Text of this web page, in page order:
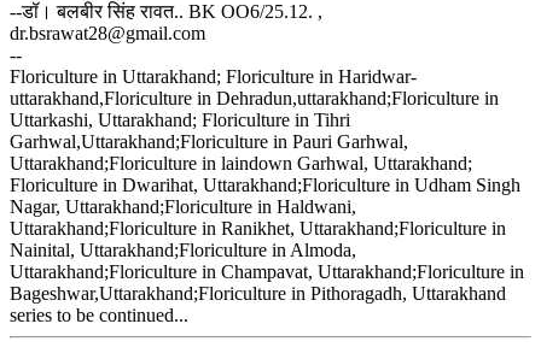
--डॉ। बलबीर सिंह रावत.. BK OO6/25.12. ,
dr.bsrawat28@gmail.com
--
Floriculture in Uttarakhand; Floriculture in Haridwar-
uttarakhand,Floriculture in Dehradun,uttarakhand;Floriculture in
Uttarkashi, Uttarakhand; Floriculture in Tihri
Garhwal,Uttarakhand;Floriculture in Pauri Garhwal,
Uttarakhand;Floriculture in laindown Garhwal, Uttarakhand;
Floriculture in Dwarihat, Uttarakhand;Floriculture in Udham Singh
Nagar, Uttarakhand;Floriculture in Haldwani,
Uttarakhand;Floriculture in Ranikhet, Uttarakhand;Floriculture in
Nainital, Uttarakhand;Floriculture in Almoda,
Uttarakhand;Floriculture in Champavat, Uttarakhand;Floriculture in
Bageshwar,Uttarakhand;Floriculture in Pithoragadh, Uttarakhand
series to be continued...